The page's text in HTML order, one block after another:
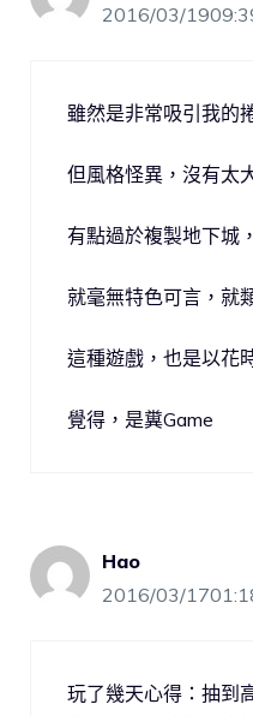
2016/03/
雖然是非常吸引我的
但風格怪異，沒有太
有點過於複製地下城，
就毫無特色可言，就
這種遊戲，也是以花
覺得，是糞Game
Hao
2016/03/
玩了幾天心得：抽到